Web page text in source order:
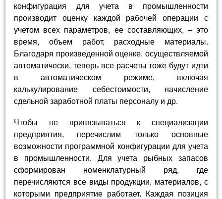
конфигурация для учета в промышленности
производит оценку каждой рабочей операции с
учетом всех параметров, ее составляющих, – это
время, объем работ, расходные материалы.
Благодаря произведенной оценке, осуществляемой
автоматически, теперь все расчеты тоже будут идти
в автоматическом режиме, включая
калькулирование себестоимости, начисление
сдельной заработной платы персоналу и др.
Чтобы не привязываться к специализации
предприятия, перечислим только основные
возможности программной конфигурации для учета
в промышленности. Для учета рыбных запасов
сформирован номенклатурный ряд, где
перечисляются все виды продукции, материалов, с
которыми предприятие работает. Каждая позиция